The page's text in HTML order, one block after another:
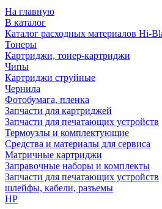
На главную
В каталог
Каталог расходных материалов Hi-
Тонеры
Картриджи, тонер-картриджи
Чипы
Картриджи струйные
Чернила
Фотобумага, пленка
Запчасти для картриджей
Запчасти для печатающих устройств
Термоузлы и комплектующие
Средства и материалы для сервиса
Матричные картриджи
Заправочные наборы и комплекты
Запчасти для печатающих устройств
шлейфы, кабели, разъемы
HP